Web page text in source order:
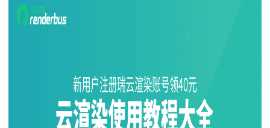
教育优惠
教育优惠
教育优惠
教育优惠
教育优惠
教育优惠
关于我们